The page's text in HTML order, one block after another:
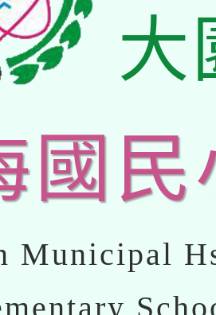
大
國民
Municipal